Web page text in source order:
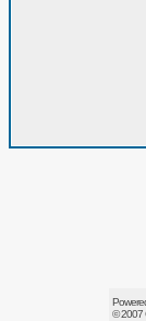
© 2007